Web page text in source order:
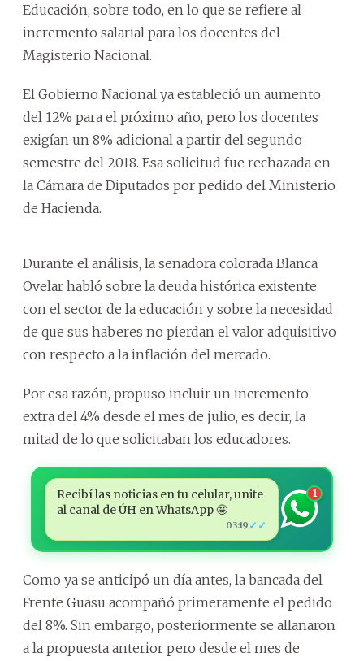
Educación, sobre todo, en lo que se refiere al
incremento salarial para los docentes del
Magisterio Nacional.
El Gobierno Nacional ya estableció un aumento
del 12% para el próximo año, pero los docentes
exigían un 8% adicional a partir del segundo
semestre del 2018. Esa solicitud fue rechazada en
la Cámara de Diputados por pedido del Ministerio
de Hacienda.
Durante el análisis, la senadora colorada Blanca
Ovelar habló sobre la deuda histórica existente
con el sector de la educación y sobre la necesidad
de que sus haberes no pierdan el valor adquisitivo
con respecto a la inflación del mercado.
Por esa razón, propuso incluir un incremento
extra del 4% desde el mes de julio, es decir, la
mitad de lo que solicitaban los educadores.
Recibí las noticias en tu celular, unite
al canal de ÚH en WhatsApp 🤩
03:19 ✓✓
1
Como ya se anticipó un día antes, la bancada del
Frente Guasu acompañó primeramente el pedido
del 8%. Sin embargo, posteriormente se allanaron
a la propuesta anterior pero desde el mes de